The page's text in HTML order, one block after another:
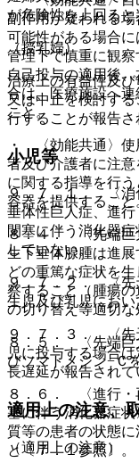
が危険性を上回る
（授乳婦）
治療上の有益性及
又は中止を検討す
行することが報告さ
小児等
９．７．１． 〈消
垂体性巨人症、進
閉塞に伴う消化器
していない。
９．７．２． 〈先
生児及び乳児にお
９．７．３． 〈先
児に投与する場合
長遅延が報告されて
適用上の注意、
（適用上の注意）
副作用が疑われる
可能性がある場合
管理下で慎重に観察
自己投与の適用後
合は、医療施設へ
こと。
・ 〈効能共通〉使
者及び介護者に注
に関する指導を行
容器を提供すること
８．４． 〈先端巨
生下垂体腺腫は進
どの重篤な症状を
察すること（腫瘍
の切り替え等適切
８．５． 〈先端巨
びソマトメジン−Ｃ
８．６． 〈進行・
塞に伴う消化器症
質等の患者の状態
と〔７．１参照〕。